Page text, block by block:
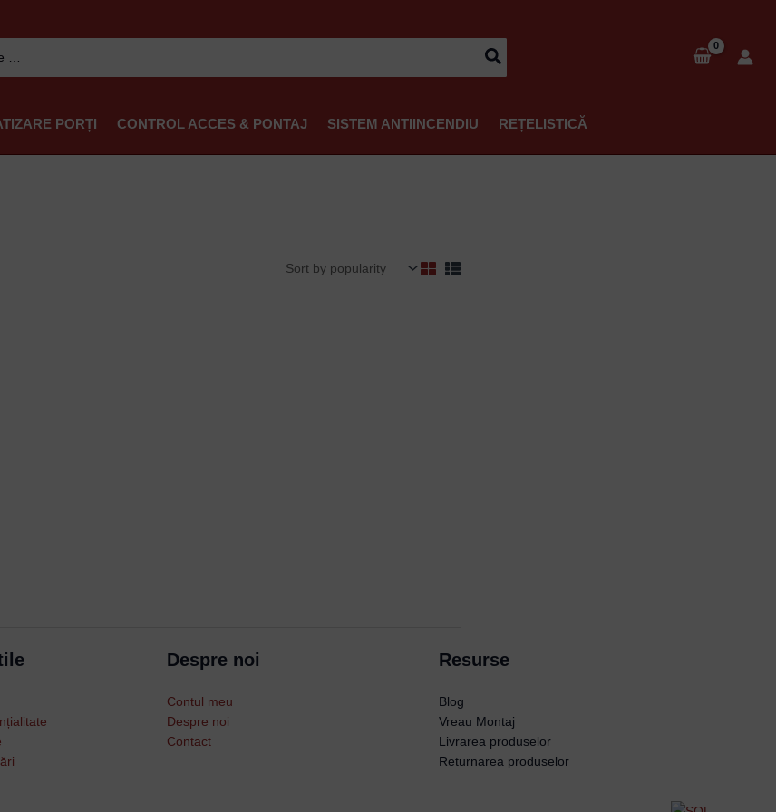
PORȚI CONTROL ACCES & PONTAJ SISTEM ANTIINCENDIU
REȚELISTICĂ
Despre noi
Contul meu
Despre noi
Contact
Resurse
Blog
Vreau Montaj
Livrarea produselor
Returnarea produselor